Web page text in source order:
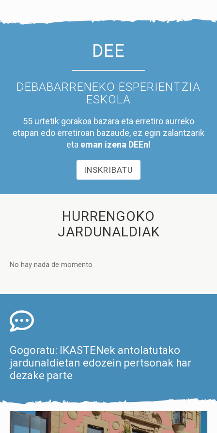
DEE
DEBABARRENEKO ESPERIENTZIA
ESKOLA
55 urtetik gorakoa bazara eta erretiro aurreko
etapan edo erretiroan bazaude, ez egin zalantzarik
eta eman izena DEEn!
INSKRIBATU
HURRENGOKO
JARDUNALDIAK
No hay nada de momento
Gogoratu: IKASTENek antolatutako
jardunaldietan edozein pertsonak har
dezake parte